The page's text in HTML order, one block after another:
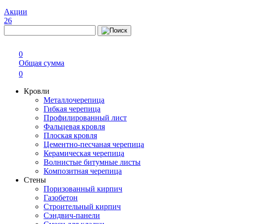
Акции
26
0
Общая сумма
0
Кровли
Металлочерепица
Гибкая черепица
Профилированный лист
Фальцевая кровля
Плоская кровля
Цементно-песчаная черепица
Керамическая черепица
Волнистые битумные листы
Композитная черепица
Стены
Поризованный кирпич
Газобетон
Строительный кирпич
Сэндвич-панели